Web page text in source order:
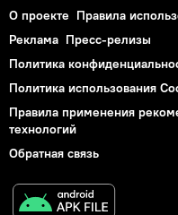
О проекте Правила
Реклама Пресс-релизы
Политика
Политика использования
Правила применения
технологий
Обратная связь